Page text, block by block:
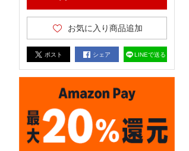
お気に入り商品追加
ポスト シェア LINEで送る